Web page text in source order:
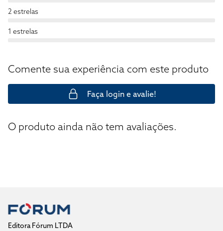
2 estrelas
1 estrelas
Comente sua experiência com este produto
Faça login e avalie!
O produto ainda não tem avaliações.
Editora Fórum LTDA